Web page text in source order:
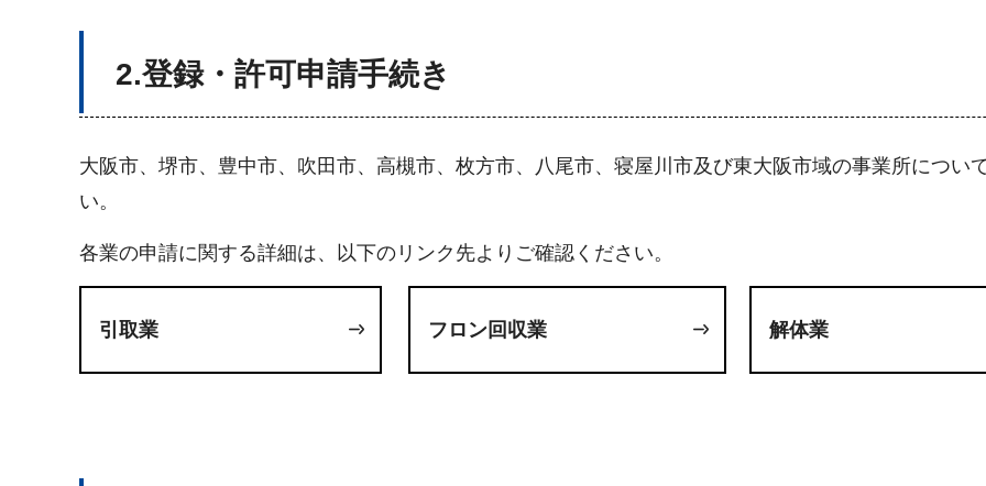
2.登録・許可申請手続き
大阪市、堺市、豊中市、吹田市、高槻市、枚方市、八尾市、寝屋川市及び東大阪市域の事業所につい
い。
各業の申請に関する詳細は、以下のリンク先よりご確認ください。
引取業 フロン回収業 解体業